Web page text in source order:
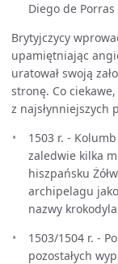
Diego de
Brytyjczycy
upamiętniając
uratował swoją
stronę. Co
z najsłynniejszych
1503 r. -
zaledwie kilka
hiszpańsku
archipelagu
nazwy
1503/1504 r. -
pozostałych